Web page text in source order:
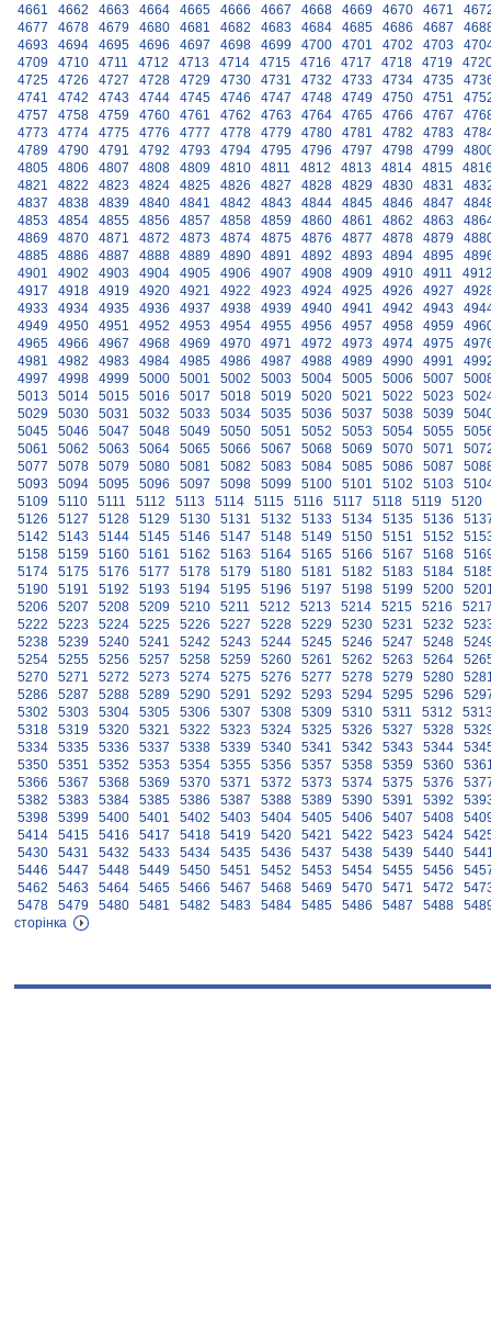
4661 4662 4663 4664 4665 4666 4667 4668 4669 4670 4671
4677
4678 4679 4680 4681 4682 4683 4684 4685 4686 4687
4693
4694 4695 4696 4697 4698 4699 4700 4701 4702 4703
4709
4710 4711 4712 4713 4714 4715 4716 4717 4718 4719
4725
4726 4727 4728 4729 4730 4731 4732 4733 4734 4735
4741
4742 4743 4744 4745 4746 4747 4748 4749 4750 4751
4757
4758 4759 4760 4761 4762 4763 4764 4765 4766 4767
4773
4774 4775 4776 4777 4778 4779 4780 4781 4782 4783
4789
4790 4791 4792 4793 4794 4795 4796 4797 4798 4799
4805
4806 4807 4808 4809 4810 4811 4812 4813 4814 4815
4821
4822 4823 4824 4825 4826 4827 4828 4829 4830 4831
4837
4838 4839 4840 4841 4842 4843 4844 4845 4846 4847
4853
4854 4855 4856 4857 4858 4859 4860 4861 4862 4863
4869
4870 4871 4872 4873 4874 4875 4876 4877 4878 4879
4885
4886 4887 4888 4889 4890 4891 4892 4893 4894 4895
4901
4902 4903 4904 4905 4906 4907 4908 4909 4910 4911
4917
4918 4919 4920 4921 4922 4923 4924 4925 4926 4927
4933
4934 4935 4936 4937 4938 4939 4940 4941 4942 4943
4949
4950 4951 4952 4953 4954 4955 4956 4957 4958 4959
4965
4966 4967 4968 4969 4970 4971 4972 4973 4974 4975
4981
4982 4983 4984 4985 4986 4987 4988 4989 4990 4991
4997
4998 4999 5000 5001 5002 5003 5004 5005 5006 5007
5013
5014 5015 5016 5017 5018 5019 5020 5021 5022 5023
5029
5030 5031 5032 5033 5034 5035 5036 5037 5038 5039
5045
5046 5047 5048 5049 5050 5051 5052 5053 5054 5055
5061
5062 5063 5064 5065 5066 5067 5068 5069 5070 5071
5077
5078 5079 5080 5081 5082 5083 5084 5085 5086 5087
5093
5094 5095 5096 5097 5098 5099 5100 5101 5102 5103
5109
5110 5111 5112 5113 5114 5115 5116 5117 5118 5119
5120
5126
5127 5128 5129 5130 5131 5132 5133 5134 5135 5136
5142
5143 5144 5145 5146 5147 5148 5149 5150 5151 5152
5158
5159 5160 5161 5162 5163 5164 5165 5166 5167 5168
5174
5175 5176 5177 5178 5179 5180 5181 5182 5183 5184
5190
5191 5192 5193 5194 5195 5196 5197 5198 5199 5200
5206
5207 5208 5209 5210 5211 5212 5213 5214 5215 5216
5222
5223 5224 5225 5226 5227 5228 5229 5230 5231 5232
5238
5239 5240 5241 5242 5243 5244 5245 5246 5247 5248
5254
5255 5256 5257 5258 5259 5260 5261 5262 5263 5264
5270
5271 5272 5273 5274 5275 5276 5277 5278 5279 5280
5286
5287 5288 5289 5290 5291 5292 5293 5294 5295 5296
5302
5303 5304 5305 5306 5307 5308 5309 5310 5311 5312
5318
5319 5320 5321 5322 5323 5324 5325 5326 5327 5328
5334
5335 5336 5337 5338 5339 5340 5341 5342 5343 5344
5350
5351 5352 5353 5354 5355 5356 5357 5358 5359 5360
5366
5367 5368 5369 5370 5371 5372 5373 5374 5375 5376
5382
5383 5384 5385 5386 5387 5388 5389 5390 5391 5392
5398
5399 5400 5401 5402 5403 5404 5405 5406 5407 5408
5414
5415 5416 5417 5418 5419 5420 5421 5422 5423 5424
5430
5431 5432 5433 5434 5435 5436 5437 5438 5439 5440
5446
5447 5448 5449 5450 5451 5452 5453 5454 5455 5456
5462
5463 5464 5465 5466 5467 5468 5469 5470 5471 5472
5478
5479 5480 5481 5482 5483 5484 5485 5486 5487 5488
сторінка